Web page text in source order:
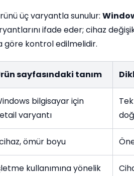
üç varyantla sunulur:
ifade eder; cihaz
göre kontrol edilmelidir.
sayfasındaki tanım
bilgisayar için
varyantı
ömür boyu
kullanımına yönelik